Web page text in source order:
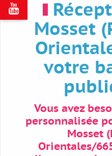

Mosset
votre
Vous avez
personnalisée
Mosset
Orientales/